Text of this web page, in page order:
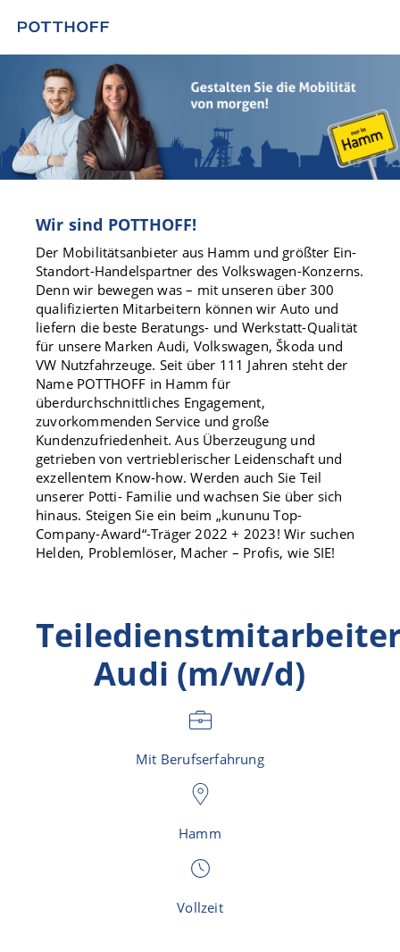
Wir sind POTTHOFF!
Der Mobilitätsanbieter aus Hamm und größter Ein-
Standort-Handelspartner des Volkswagen-Konzerns.
Denn wir bewegen was – mit unseren über 300
qualifizierten Mitarbeitern können wir Auto und
liefern die beste Beratungs- und Werkstatt-Qualität
für unsere Marken Audi, Volkswagen, Škoda und
VW Nutzfahrzeuge. Seit über 111 Jahren steht der
Name POTTHOFF in Hamm für
überdurchschnittliches Engagement,
zuvorkommenden Service und große
Kundenzufriedenheit. Aus Überzeugung und
getrieben von vertrieblerischer Leidenschaft und
exzellentem Know-how. Werden auch Sie Teil
unserer Potti- Familie und wachsen Sie über sich
hinaus. Steigen Sie ein beim „kununu Top-
Company-Award“-Träger 2022 + 2023! Wir suchen
Helden, Problemlöser, Macher – Profis, wie SIE!
Audi (m/w/d)
Mit Berufserfahrung
Hamm
Vollzeit